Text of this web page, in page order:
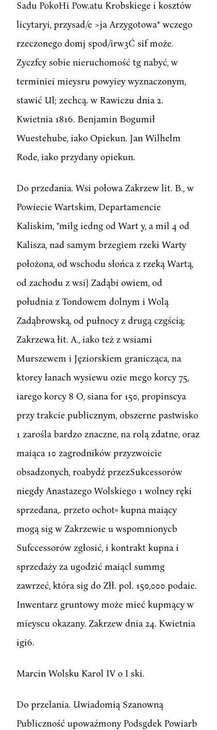
Sadu PokoHi Pow.atu Krobskiege i kosztów
licytaryi, przysad/e >ja Arzygotowa* wczego
rzeczonego domj spod/irw3Ć sif może.
Zyczfcy sobie nieruchomość tg nabyć, w
terminiei mieysru powyiey wyznaczonym,
stawić Ul; zechcą. w Rawiczu dnia 2.
Kwietnia 1816. Benjamin Bogumił
Wuestehube, iako Opiekun. Jan Wilhelm
Rode, iako przydany opiekun.
Do przedania. Wsi połowa Zakrzew lit. B., w
Powiecie Wartskim, Departamencie
Kaliskim, "milg iedng od Wart y, a mil 4 od
Kalisza, nad samym brzegiem rzeki Warty
położona, od wschodu słońca z rzeką Wartą,
od zachodu z wsi} Zadąbi owiem, od
południa z Tondowem dolnym i Wolą
Zadąbrowską, od pułnocy z drugą czgścią;
Zakrzewa łit. A., iako też z wsiami
Murszewem i Jęziorskiem granicząca, na
ktorey łanach wysiewu ozie mego korcy 75,
iarego korcy 8 O, siana for 150, propinscya
przy trakcie publicznym, obszerne pastwisko
1 zarośla bardzo znaczne, na rolą zdatne, oraz
maiąca 10 zagrodników przyzwoicie
obsadzonych, roabydź przezSukcessorów
niegdy Anastazego Wolskiego 1 wolney ręki
sprzedana,. przeto ochot« kupna maiący
mogą sig w Zakrzewie u wspomnionycb
Sufccessorów zgłosić, i kontrakt kupna i
sprzedaży za ugodzić maiącl summg
zawrzeć, która sig do Złł. pol. 150,000 podaie.
Inwentarz gruntowy może mieć kupmący w
mieyscu okazany. Zakrzew dnia 24. Kwietnia
igi6.
Marcin Wolsku Karol IV o I ski.
Do przelania. Uwiadomią Szanowną
Publiczność upowaźmony Podsgdek Powiarb